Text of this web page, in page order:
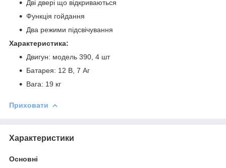
Дві двері що відкриваються
Функція гойдання
Два режими підсвічування
Характеристика:
Двигун: модель 390, 4 шт
Батарея: 12 В, 7 Аг
Вага: 19 кг
Приховати
Характеристики
Основні